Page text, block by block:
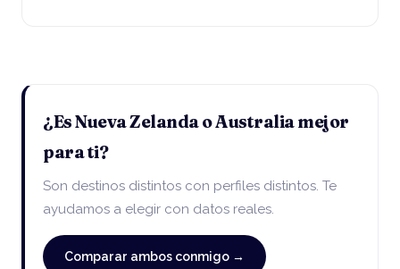
¿Es Nueva Zelanda o Australia mejor
para ti?
Son destinos distintos con perfiles distintos. Te
ayudamos a elegir con datos reales.
Comparar ambos conmigo →